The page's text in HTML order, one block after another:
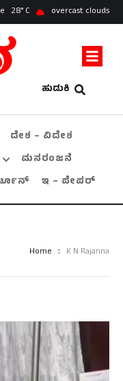
28 overcast clouds
ಹುಡುಕಿ
ದೇಶ – ವಿದೇಶ
ಮನರಂಜನೆ
ಇ – ಪೇಪರ್
Home K N Rajanna